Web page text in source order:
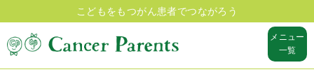
こどもをもつがん患者でつながろう
メニュー
一覧